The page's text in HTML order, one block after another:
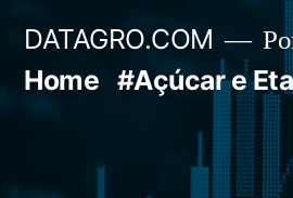
DATAGRO.COM
Home #Açúcar e